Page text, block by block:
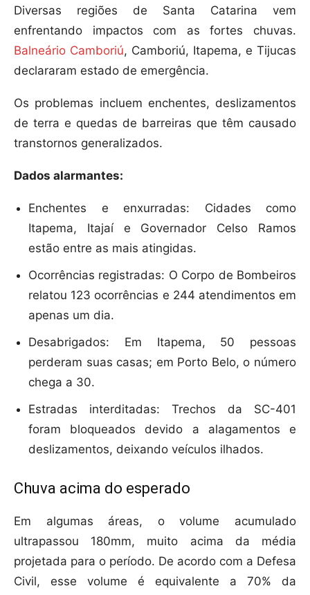
Diversas regiões de Santa Catarina vem
enfrentando impactos com as fortes chuvas.
Balneário Camboriú, Camboriú, Itapema, e Tijucas
declararam estado de emergência.
Os problemas incluem enchentes, deslizamentos
de terra e quedas de barreiras que têm causado
transtornos generalizados.
Dados alarmantes:
Enchentes e enxurradas: Cidades como
Itapema, Itajaí e Governador Celso Ramos
estão entre as mais atingidas.
Ocorrências registradas: O Corpo de Bombeiros
relatou 123 ocorrências e 244 atendimentos em
apenas um dia.
Desabrigados: Em Itapema, 50 pessoas
perderam suas casas; em Porto Belo, o número
chega a 30.
Estradas interditadas: Trechos da SC-401
foram bloqueados devido a alagamentos e
deslizamentos, deixando veículos ilhados.
Chuva acima do esperado
Em algumas áreas, o volume acumulado
ultrapassou 180mm, muito acima da média
projetada para o período. De acordo com a Defesa
Civil, esse volume é equivalente a 70% da